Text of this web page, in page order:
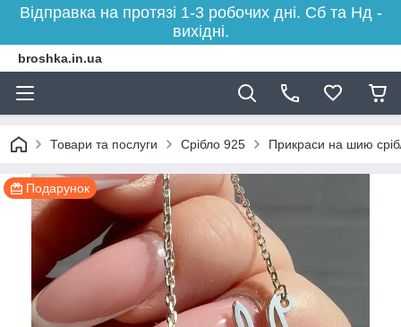
Відправка на протязі 1-3 робочих дні. Сб та Нд -
вихідні.
broshka.in.ua
Товари та послуги Срібло 925 Прикраси на шию
Подарунок